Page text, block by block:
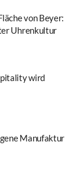
von Beyer:
Uhrenkultur
wird
Manufaktur